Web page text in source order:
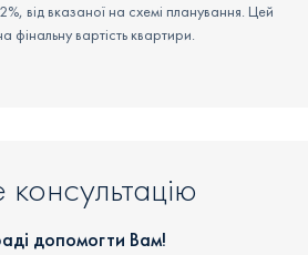
від вказаної на схемі планування. Цей
фінальну вартість квартири.
допомогти Вам!